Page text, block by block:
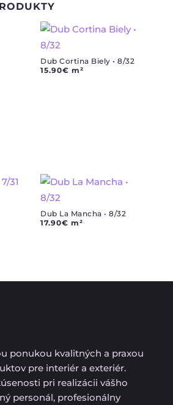
Dub Cortina Biely • 8/32
15.90€ m²
Dub La Mancha • 8/32
17.90€ m²
ponukou kvalitných a praxou
pre interiér a exteriér.
pri realizácii vášho
personál, profesionálny